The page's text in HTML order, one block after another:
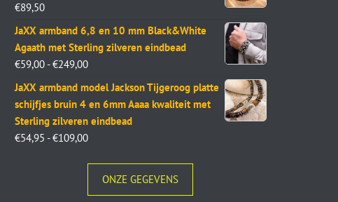
€89,50
JaXX armband 6,8 en 10 mm Black&White
Agaath met Sterling zilveren eindbead
€59,00 - €249,00
JaXX armband model Jackson Tijgeroog platte
schijfjes bruin 4 en 6mm Aaaa kwaliteit met
Sterling zilveren eindbead
€54,95 - €109,00
ONZE GEGEVENS